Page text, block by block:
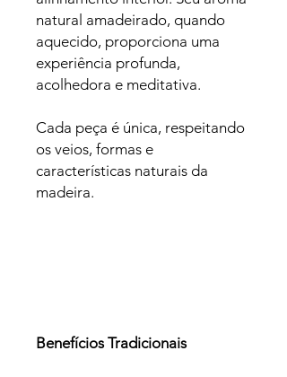
natural amadeirado, quando
aquecido, proporciona uma
experiência profunda,
acolhedora e meditativa.
Cada peça é única, respeitando
os veios, formas e
características naturais da
madeira.
Benefícios Tradicionais